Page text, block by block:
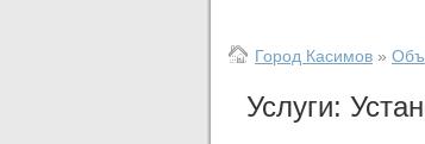
Город Касимов »
Услуги: